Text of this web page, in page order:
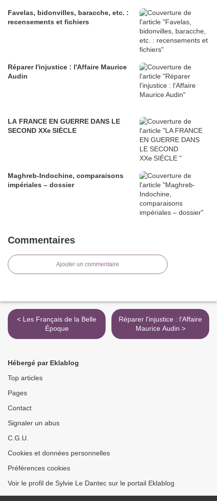
Favelas, bidonvilles, baracche, etc. :
recensements et fichiers
Réparer l'injustice : l'Affaire Maurice
Audin
LA FRANCE EN GUERRE DANS LE
SECOND XXe SIÈCLE
Maghreb-Indochine, comparaisons
impériales – dossier
Commentaires
Ajouter un commentaire
< Les Français de la Belle
Époque
Réparer l'injustice : l'Affaire
Maurice Audin >
Hébergé par Eklablog
Top articles
Pages
Contact
Signaler un abus
C.G.U.
Cookies et données personnelles
Préférences cookies
Voir le profil de Sylvie Le Dantec sur le portail Eklablog